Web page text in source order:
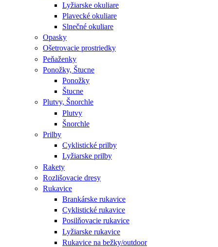
Lyžiarske okuliare
Plavecké okuliare
Slnečné okuliare
Opasky
Ošetrovacie prostriedky
Peňaženky
Ponožky, Štucne
Ponožky
Štucne
Plutvy, Šnorchle
Plutvy
Šnorchle
Prilby
Cyklistické prilby
Lyžiarske prilby
Rakety
Rozlišovacie dresy
Rukavice
Brankárske rukavice
Cyklistické rukavice
Posilňovacie rukavice
Lyžiarske rukavice
Rukavice na bežky/outdoor